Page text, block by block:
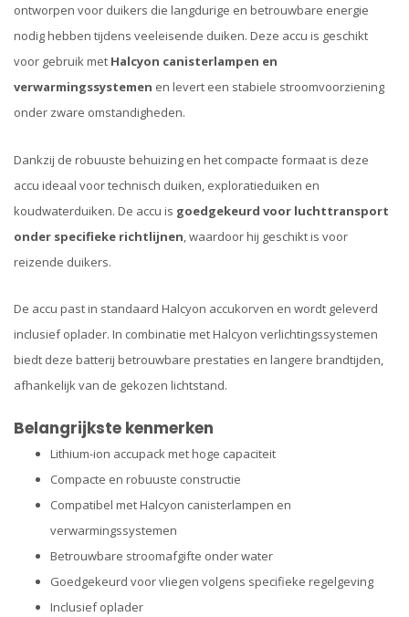
ontworpen voor duikers die langdurige en betrouwbare energie
nodig hebben tijdens veeleisende duiken. Deze accu is geschikt
voor gebruik met Halcyon canisterlampen en
verwarmingssystemen en levert een stabiele stroomvoorziening
onder zware omstandigheden.
Dankzij de robuuste behuizing en het compacte formaat is deze
accu ideaal voor technisch duiken, exploratieduiken en
koudwaterduiken. De accu is goedgekeurd voor luchttransport
onder specifieke richtlijnen, waardoor hij geschikt is voor
reizende duikers.
De accu past in standaard Halcyon accukorven en wordt geleverd
inclusief oplader. In combinatie met Halcyon verlichtingssystemen
biedt deze batterij betrouwbare prestaties en langere brandtijden,
afhankelijk van de gekozen lichtstand.
Belangrijkste kenmerken
Lithium-ion accupack met hoge capaciteit
Compacte en robuuste constructie
Compatibel met Halcyon canisterlampen en
verwarmingssystemen
Betrouwbare stroomafgifte onder water
Goedgekeurd voor vliegen volgens specifieke regelgeving
Inclusief oplader